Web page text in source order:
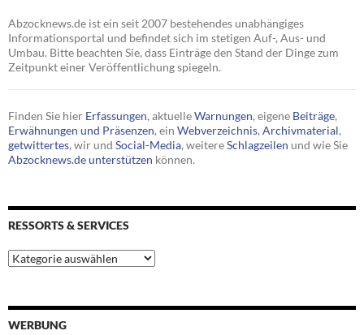
Abzocknews.de ist ein seit 2007 bestehendes unabhängiges
Informationsportal und befindet sich im stetigen Auf-, Aus- und
Umbau. Bitte beachten Sie, dass Einträge den Stand der Dinge zum
Zeitpunkt einer Veröffentlichung spiegeln.
Finden Sie hier Erfassungen, aktuelleWarnungen, eigene Beiträge,
Erwähnungen und Präsenzen, ein Webverzeichnis, Archivmaterial,
getwittertes, wir und Social-Media, weitereSchlagzeilen und wie Sie
Abzocknews.de unterstützen können.
RESSORTS & SERVICES
Ressorts
&
WERBUNG